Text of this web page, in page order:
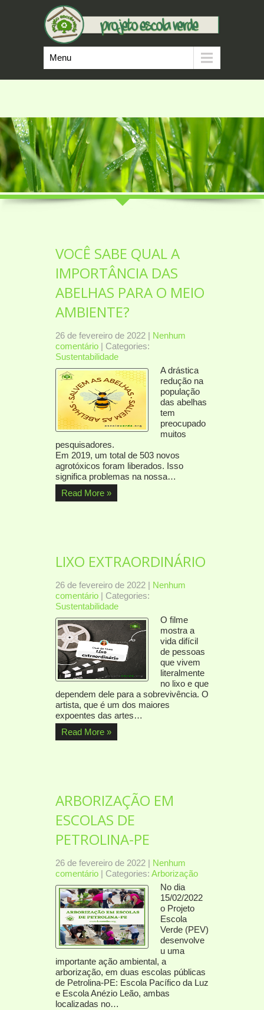
Menu
VOCÊ SABE QUAL A
IMPORTÂNCIA DAS
ABELHAS PARA O MEIO
AMBIENTE?
26 de fevereiro de 2022 | Nenhum
comentário | Categories:
Sustentabilidade
A drástica
redução na
população
das abelhas
tem
preocupado
muitos
pesquisadores.
Em 2019, um total de 503 novos
agrotóxicos foram liberados. Isso
significa problemas na nossa…
Read More »
LIXO EXTRAORDINÁRIO
26 de fevereiro de 2022 | Nenhum
comentário | Categories:
Sustentabilidade
O filme
mostra a
vida difícil
de pessoas
que vivem
literalmente
no lixo e que
dependem dele para a sobrevivência. O
artista, que é um dos maiores
expoentes das artes…
Read More »
ARBORIZAÇÃO EM
ESCOLAS DE
PETROLINA-PE
26 de fevereiro de 2022 | Nenhum
comentário | Categories: Arborização
No dia
15/02/2022
o Projeto
Escola
Verde (PEV)
desenvolve
u uma
importante ação ambiental, a
arborização, em duas escolas públicas
de Petrolina-PE: Escola Pacífico da Luz
e Escola Anézio Leão, ambas
localizadas no…